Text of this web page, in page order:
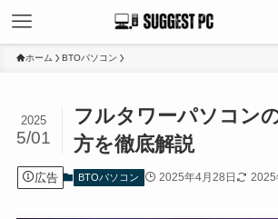
ホーム BTOパソコン
フルタワーパソコン
方を徹底解説
2025
5/01
広告 BTOパソコン 2025年4月28日 2025